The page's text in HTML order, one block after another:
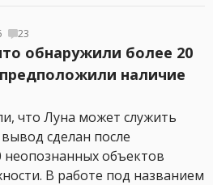
23
обнаружили более 20
наличие
что Луна может служить
сделан после
неопознанных объектов
В работе под названием